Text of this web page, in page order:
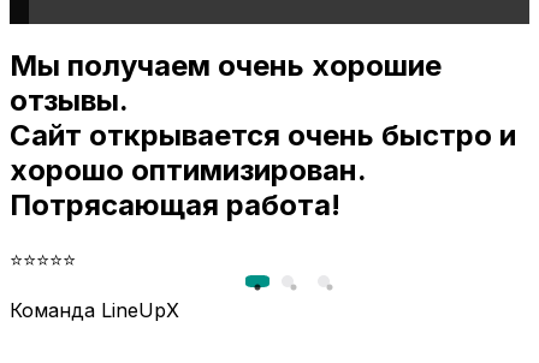
Мы получаем очень хорошие
отзывы.
Сайт открывается очень быстро и
хорошо оптимизирован.
Потрясающая работа!
⭐⭐⭐⭐⭐
Команда LineUpX